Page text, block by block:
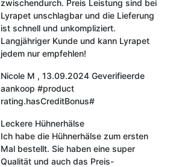
zwischendurch. Preis Leistung sind bei
Lyrapet unschlagbar und die Lieferung
ist schnell und unkompliziert.
Langjähriger Kunde und kann Lyrapet
jedem nur empfehlen!
Nicole M , 13.09.2024 Geverifieerde
aankoop #product
rating.hasCreditBonus#
Leckere Hühnerhälse
Ich habe die Hühnerhälse zum ersten
Mal bestellt. Sie haben eine super
Qualität und auch das Preis-